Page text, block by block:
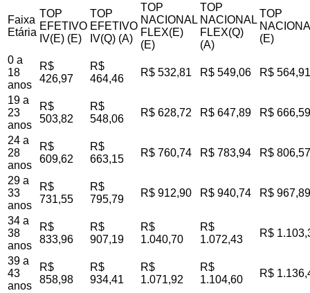
Faixa
Etária
TOP
EFETIVO
IV(E) (E)
TOP
EFETIVO
IV(Q) (A)
TOP
NACIONAL
FLEX(E)
(E)
TOP
NACIONAL
FLEX(Q)
(A)
TOP
(E)
0 a
18
anos
R$
426,97
R$
464,46
R$ 532,81 R$ 549,06 R$ 564,91
19 a
23
anos
R$
503,82
R$
548,06
R$ 628,72 R$ 647,89 R$ 666,59
24 a
28
anos
R$
609,62
R$
663,15
R$ 760,74 R$ 783,94 R$ 806,57
29 a
33
anos
R$
731,55
R$
795,79
R$ 912,90 R$ 940,74 R$ 967,89
34 a
38
anos
R$
833,96
R$
907,19
R$
1.040,70
R$
1.072,43
R$
39 a
43
anos
R$
858,98
R$
934,41
R$
1.071,92
R$
1.104,60
R$